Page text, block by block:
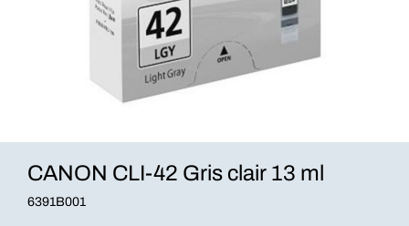
CANON CLI-42 Gris clair 13 ml
6391B001